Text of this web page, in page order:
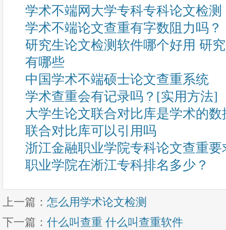
学术不端网大学专科专科论文检测
学术不端论文查重有字数阻力吗？
研究生论文检测软件哪个好用 研
有哪些
中国学术不端硕士论文查重系统
学术查重会有记录吗？[实用方法]
大学生论文联合对比库是学术的
联合对比库可以引用吗
浙江金融职业学院专科论文查重
职业学院在淅江专科排名多少？
上一篇： 怎么用学术论文检测
下一篇： 什么叫查重 什么叫查重软件